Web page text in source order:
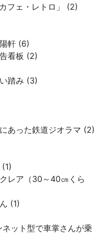
フェ・レトロ」 (2)
軒 (6)
看板 (2)
踏み (3)
あった鉄道ジオラマ (2)
レア（30～40㎝くら
(1)
ネット型で車掌さんが乗